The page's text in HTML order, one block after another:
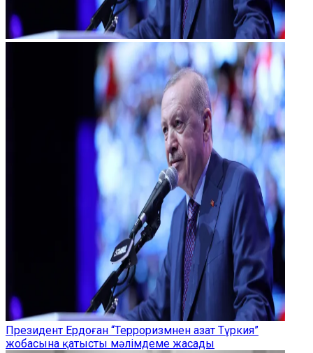
Президент Ердоған “Терроризмнен азат Түркия”
жобасына қатысты мәлімдеме жасады